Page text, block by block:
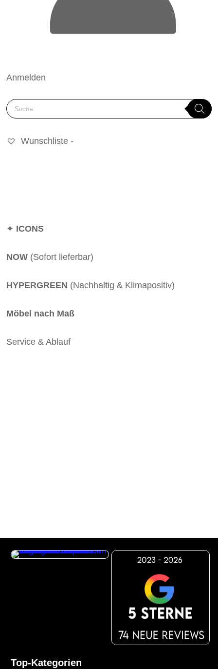
Anmelden
Products
search
Wunschliste -
✦ ICONS
NOW (Sofort lieferbar)
HYPERGREEN (Nachhaltig & Klimapositiv)
Möbel nach Maß
Service & Ablauf
Top-Kategorien